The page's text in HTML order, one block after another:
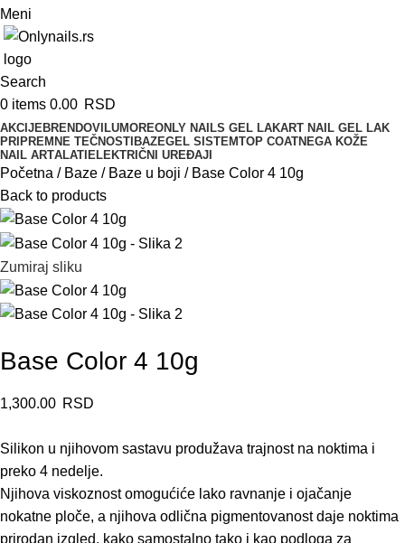
Meni
Search
0 items 0.00 RSD
AKCIJEBRENDOVI LUMOREONLY NAILS GEL LAKART NAIL GEL LAK
PRIPREMNE TEČNOSTI BAZEGEL SISTEMTOP COATNEGA KOŽE
NAIL ARTALATI ELEKTRIČNI UREĐAJI
Početna Baze Baze u boji
Base Color 4 10g
Back to products
Zumiraj sliku
Base Color 4 10g
1,300.00 RSD
Silikon u njihovom sastavu produžava trajnost na noktima i
preko 4 nedelje.
Njihova viskoznost omogućiće lako ravnanje i ojačanje
nokatne ploče, a njihova odlična pigmentovanost daje noktima
prirodan izgled, kako samostalno tako i kao podloga za